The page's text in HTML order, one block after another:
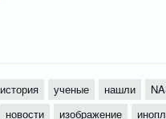
история ученые нашли
новости изображение